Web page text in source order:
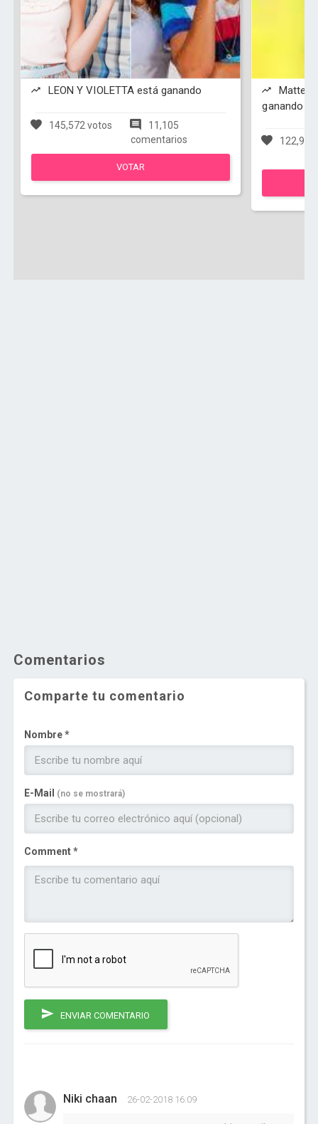
LEON Y VIOLETTA está ganando
145,572 votos
11,105
comentarios
VOTAR
Matteo
ganando
Comentarios
Comparte tu comentario
Nombre *
E-Mail (no se mostrará)
Comment *
ENVIAR COMENTARIO
Niki chaan 26-02-2018 16:09